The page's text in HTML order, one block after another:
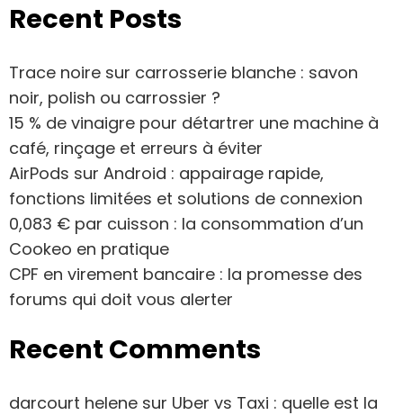
Recent Posts
Trace noire sur carrosserie blanche : savon
noir, polish ou carrossier ?
15 % de vinaigre pour détartrer une machine à
café, rinçage et erreurs à éviter
AirPods sur Android : appairage rapide,
fonctions limitées et solutions de connexion
0,083 € par cuisson : la consommation d’un
Cookeo en pratique
CPF en virement bancaire : la promesse des
forums qui doit vous alerter
Recent Comments
darcourt helene sur Uber vs Taxi : quelle est la